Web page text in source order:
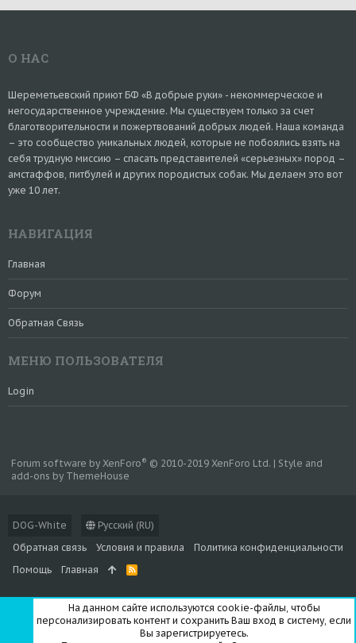
О НАС
Шереметьевский приют БФ «В добрые руки» - некоммерческое и
негосударственное учреждение. Мы существуем только за счет
благотворительности и пожертвований добрых людей. Наша команда
– это сообщество уникальных людей, которые не побоялись взять на
себя трудную миссию – спасать представителей «серьезных» пород –
амстаффов, питбулей и других породистых собак. Мы делаем это вот
уже 10 лет.
НАВИГАЦИЯ
Главная
Форум
Обратная Связь
МЕНЮ ПОЛЬЗОВАТЕЛЯ
Login
DOG-White
Русский (RU)
Обратная связь
Условия и правила
Политика конфиденциальности
Помощь
Главная
R
S
Forum software by XenForo® © 2010-2019 XenForo Ltd. | Style and
add-ons by ThemeHouse
На данном сайте используются cookie-файлы, чтобы
персонализировать контент и сохранить Ваш вход в систему, если
Вы зарегистрируетесь.